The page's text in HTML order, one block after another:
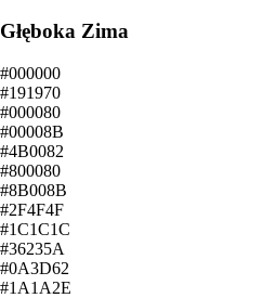
Głęboka Zima
#000000
#191970
#000080
#00008B
#4B0082
#800080
#8B008B
#2F4F4F
#1C1C1C
#36235A
#0A3D62
#1A1A2E